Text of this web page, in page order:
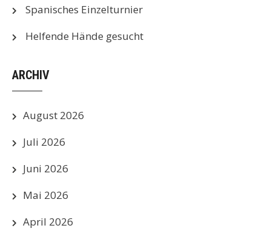
Spanisches Einzelturnier
Helfende Hände gesucht
ARCHIV
August 2026
Juli 2026
Juni 2026
Mai 2026
April 2026